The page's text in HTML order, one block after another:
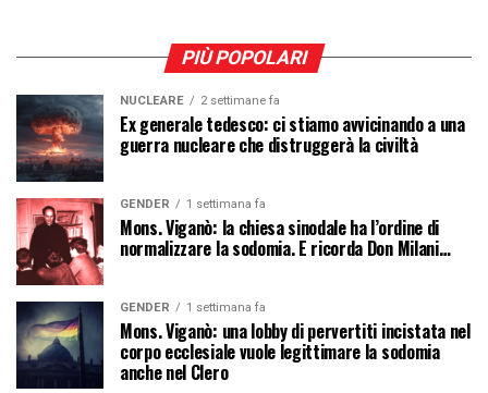
PIÙ POPOLARI
NUCLEARE 2 settimane fa
Ex generale tedesco: ci stiamo avvicinando a una
guerra nucleare che distruggerà la civiltà
GENDER 1 settimana fa
Mons. Viganò: la chiesa sinodale ha l’ordine di
normalizzare la sodomia. E ricorda Don Milani…
GENDER 1 settimana fa
Mons. Viganò: una lobby di pervertiti incistata nel
corpo ecclesiale vuole legittimare la sodomia
anche nel Clero